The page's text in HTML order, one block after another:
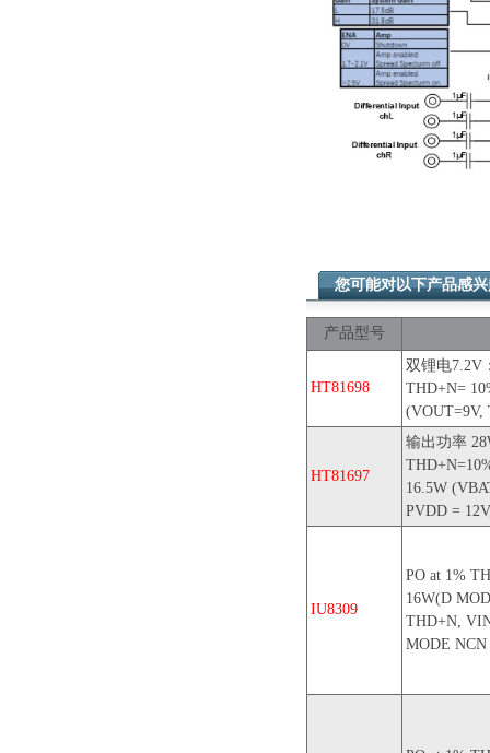
您可能对以下产品感
产品型号
HT81698
双锂电7.2V
THD+N=
(VOUT=9V,
HT81697
输出功率
16.5W
PVDD =
IU8309
PO at 1%
16W(D
THD+N,
MODE NCN